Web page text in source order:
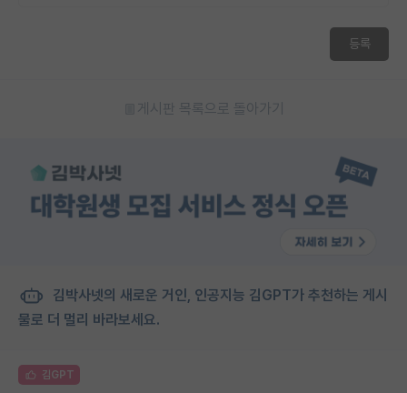
등록
게시판 목록으로 돌아가기
김박사넷의 새로운 거인, 인공지능 김GPT가 추천하는 게시
물로 더 멀리 바라보세요.
김GPT